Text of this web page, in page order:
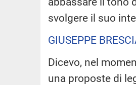
svolgere il suo
GIUSEPPE
Dicevo, nel
una proposte di